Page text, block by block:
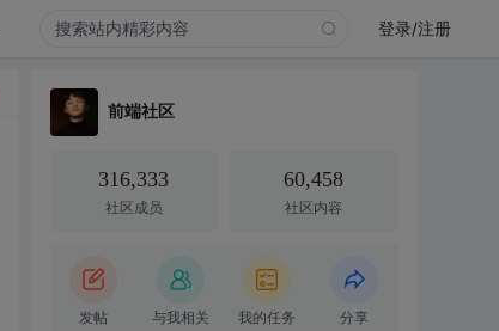
登录/注册
前端社区
316,333
社区成员
60,458
社区内容
发帖 与我相关 我的任务 分享